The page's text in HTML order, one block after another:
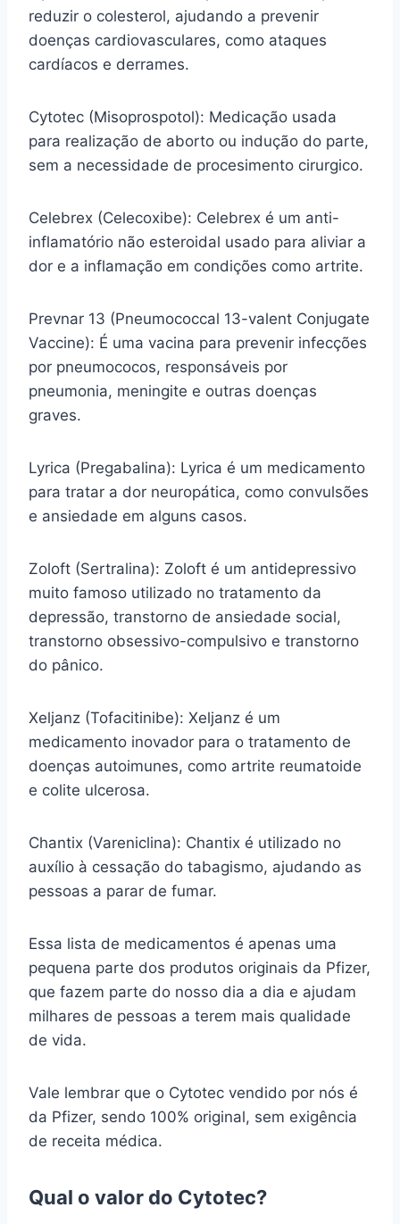
reduzir o colesterol, ajudando a prevenir
doenças cardiovasculares, como ataques
cardíacos e derrames.
Cytotec (Misoprospotol): Medicação usada
para realização de aborto ou indução do parte,
sem a necessidade de procesimento cirurgico.
Celebrex (Celecoxibe): Celebrex é um anti-
inflamatório não esteroidal usado para aliviar a
dor e a inflamação em condições como artrite.
Prevnar 13 (Pneumococcal 13-valent Conjugate
Vaccine): É uma vacina para prevenir infecções
por pneumococos, responsáveis por
pneumonia, meningite e outras doenças
graves.
Lyrica (Pregabalina): Lyrica é um medicamento
para tratar a dor neuropática, como convulsões
e ansiedade em alguns casos.
Zoloft (Sertralina): Zoloft é um antidepressivo
muito famoso utilizado no tratamento da
depressão, transtorno de ansiedade social,
transtorno obsessivo-compulsivo e transtorno
do pânico.
Xeljanz (Tofacitinibe): Xeljanz é um
medicamento inovador para o tratamento de
doenças autoimunes, como artrite reumatoide
e colite ulcerosa.
Chantix (Vareniclina): Chantix é utilizado no
auxílio à cessação do tabagismo, ajudando as
pessoas a parar de fumar.
Essa lista de medicamentos é apenas uma
pequena parte dos produtos originais da Pfizer,
que fazem parte do nosso dia a dia e ajudam
milhares de pessoas a terem mais qualidade
de vida.
Vale lembrar que o Cytotec vendido por nós é
da Pfizer, sendo 100% original, sem exigência
de receita médica.
Qual o valor do Cytotec?